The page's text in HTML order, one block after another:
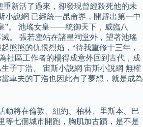
重新活了過來，卻發現曾經殺死他的未
小說網 已經統一昆侖界，開辟出第一中
”。 池瑤女皇——統御天下，威臨八
。 張若塵站在諸皇祠堂外，望著池瑤
熊熊的仇恨烈焰，“待我重修十三年，
社區工作者的楊得成意外回到古代，成
子丁浩。 宙斯小說網 宙斯小說網 無權
車夫的丁浩也因此有了夢想，就是成為
動將在倫敦、紐約、柏林、里斯本、巴
等七個城市開跑，胸肌加古蹟，是不是